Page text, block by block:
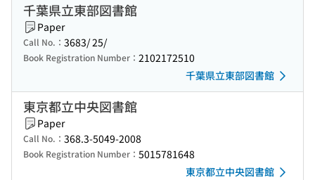
千葉県立東部図書館
Paper
Call No.： 3683/ 25/
Book Registration Number： 2102172510
千葉県立東部図書館
東京都立中央図書館
Paper
Call No.： 368.3-5049-2008
Book Registration Number： 5015781648
東京都立中央図書館